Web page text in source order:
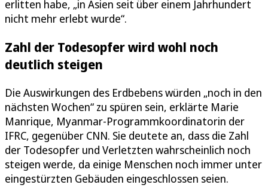
erlitten habe, „in Asien seit über einem Jahrhundert
nicht mehr erlebt wurde“.
Zahl der Todesopfer wird wohl noch
deutlich steigen
Die Auswirkungen des Erdbebens würden „noch in den
nächsten Wochen“ zu spüren sein, erklärte Marie
Manrique, Myanmar-Programmkoordinatorin der
IFRC, gegenüber CNN. Sie deutete an, dass die Zahl
der Todesopfer und Verletzten wahrscheinlich noch
steigen werde, da einige Menschen noch immer unter
eingestürzten Gebäuden eingeschlossen seien.